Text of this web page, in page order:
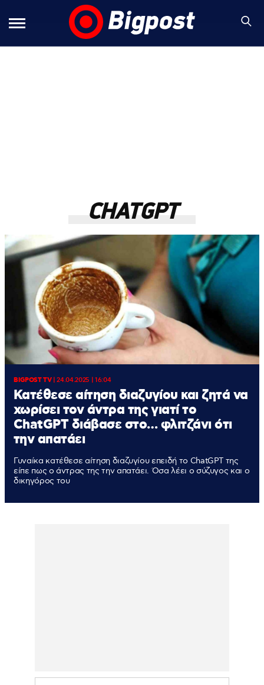
CHATGPT
BIGPOST TV|24.04.2025 | 16:04
Κατέθεσε αίτηση διαζυγίου και ζητά να
χωρίσει τον άντρα της γιατί το
ChatGPT διάβασε στο… φλιτζάνι ότι
την απατάει
Γυναίκα κατέθεσε αίτηση διαζυγίου επειδή το ChatGPT της
είπε πως ο άντρας της την απατάει. Όσα λέει ο σύζυγος και ο
δικηγόρος του